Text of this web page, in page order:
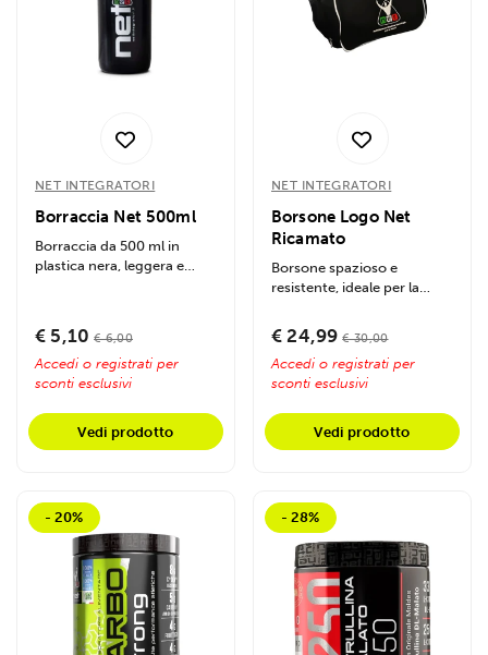
NET INTEGRATORI
Borraccia Net 500ml
Borraccia da 500 ml in
plastica nera, leggera e
€ 5,10 € 6,00
Accedi o registrati per
sconti esclusivi
Vedi prodotto
NET INTEGRATORI
Borsone Logo Net
Ricamato
Borsone spazioso e
resistente, ideale per la
comoda, logo...
€ 24,99 € 30,00
Accedi o registrati per
sconti esclusivi
Vedi prodotto
- 20% - 28%